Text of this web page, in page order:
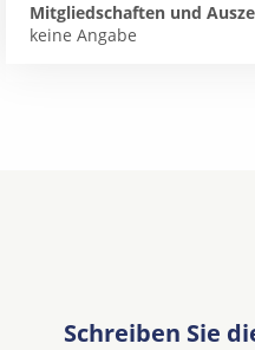
Mitgliedschaften und
keine Angabe
Schreiben Sie